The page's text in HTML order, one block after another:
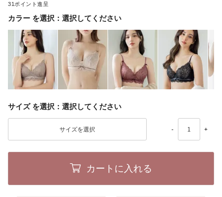
31
カラー 選択してください
サイズ 選択してください
- +
カートに入れる